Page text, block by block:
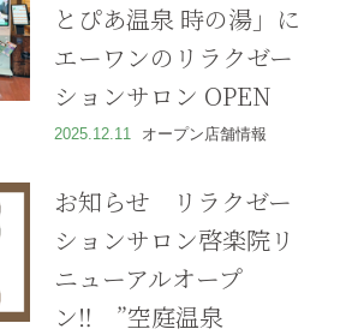
とぴあ温泉 時の湯」に
エーワンのリラクゼー
ションサロン OPEN
2025.12.11 オープン店舗情報
お知らせ リラクゼー
ションサロン啓楽院リ
ニューアルオープ
ン‼ ”空庭温泉